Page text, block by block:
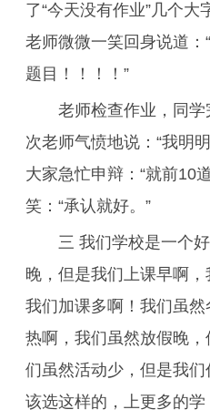
了“今天没有作业”几个大
老师微微一笑回身说道
题目！！！！”
老师检查作业，同
次老师气愤地说：“我明
大家急忙申辩：“就前10
笑：“承认就好。”
三 我们学校是一个
晚，但是我们上课早啊
我们加课多啊！我们虽
热啊，我们虽然放假晚
们虽然活动少，但是我
该选这样的，上更多的学